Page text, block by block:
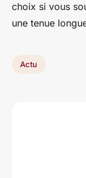
choix si vous
une tenue
Actu